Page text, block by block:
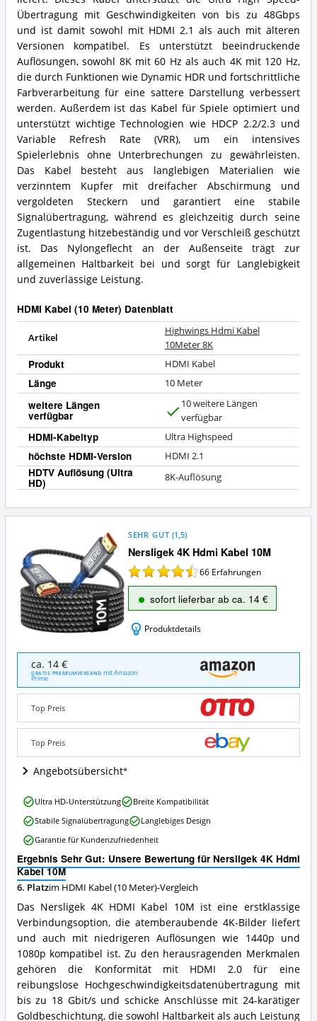
Übertragung mit Geschwindigkeiten von bis zu 48Gbps
und ist damit sowohl mit HDMI 2.1 als auch mit älteren
Versionen kompatibel. Es unterstützt beeindruckende
Auflösungen, sowohl 8K mit 60 Hz als auch 4K mit 120 Hz,
die durch Funktionen wie Dynamic HDR und fortschrittliche
Farbverarbeitung für eine sattere Darstellung verbessert
werden. Außerdem ist das Kabel für Spiele optimiert und
unterstützt wichtige Technologien wie HDCP 2.2/2.3 und
Variable Refresh Rate (VRR), um ein intensives
Spielerlebnis ohne Unterbrechungen zu gewährleisten.
Das Kabel besteht aus langlebigen Materialien wie
verzinntem Kupfer mit dreifacher Abschirmung und
vergoldeten Steckern und garantiert eine stabile
Signalübertragung, während es gleichzeitig durch seine
Zugentlastung hitzebeständig und vor Verschleiß geschützt
ist. Das Nylongeflecht an der Außenseite trägt zur
allgemeinen Haltbarkeit bei und sorgt für Langlebigkeit
und zuverlässige Leistung.
HDMI Kabel (10 Meter) Datenblatt
Artikel
Highwings Hdmi Kabel
10Meter 8K
Produkt HDMI Kabel
Länge 10 Meter
weitere Längen
verfügbar
a
10 weitere Längen
verfügbar
HDMI-Kabeltyp Ultra Highspeed
höchste HDMI-Version HDMI 2.1
HDTV Auflösung (Ultra
HD) 8K-Auflösung
Nersligek 4K Hdmi Kabel 10M
SEHR GUT (1,5)
66 Erfahrungen
sofort lieferbar ab ca. 14 €
Produktdetails
Nersligek
Hdmi
Kabel
10M
Angebote:
dieses
HDMI
(10
Meter)
erhältlich?
ca. 14 €
GRATIS PREMIUMVERSAND mit Amazon
Prime
Top Preis
Top Preis
Angebotsübersicht
Ergebnis Sehr Gut: Unsere Bewertung für Nersligek 4K Hdmi
Kabel 10M
6. Platzim HDMI Kabel (10 Meter)-Vergleich
Das Nersligek 4K HDMI Kabel 10M ist eine erstklassige
Verbindungsoption, die atemberaubende 4K-Bilder liefert
und auch mit niedrigeren Auflösungen wie 1440p und
1080p kompatibel ist. Zu den herausragenden Merkmalen
gehören die Konformität mit HDMI 2.0 für eine
reibungslose Hochgeschwindigkeitsdatenübertragung mit
bis zu 18 Gbit/s und schicke Anschlüsse mit 24-karätiger
Goldbeschichtung, die sowohl Haltbarkeit als auch Leistung
Nersligek
4K
Hdmi
Kabel
10M
Vorteile:
Was
spricht
für
dieses
HDMI
Kabel
(10
Meter)?
Ultra HD-Unterstützung
Breite Kompatibilität
Stabile Signalübertragung
Langlebiges Design
Garantie für Kundenzufriedenheit